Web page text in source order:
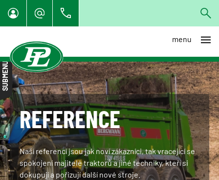
menu
REFERENCE
Naší referencí jsou jak noví zákazníci, tak vracející se
spokojení majitelé traktorů a jiné techniky, kteří si
dokupují a pořizují další nové stroje.
SUBMENU
Vše
Zemědělská technika
Agrobazar
Navigace
Traktory
Stroje pro zpracování půdy a
kultivaci
Secí stroje